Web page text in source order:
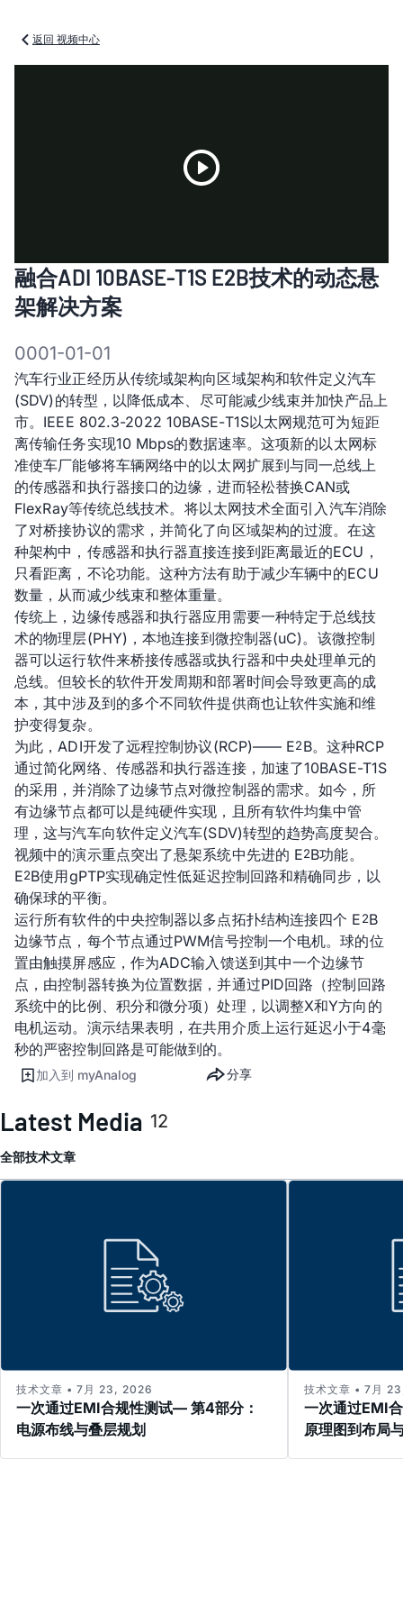
返回 视频中心
Video
融合ADI 10BASE-T1S E2B技术的动态悬
架解决方案
0001-01-01
汽车行业正经历从传统域架构向区域架构和软件定义汽车
(SDV)的转型，以降低成本、尽可能减少线束并加快产品上
市。IEEE 802.3-2022 10BASE-T1S以太网规范可为短距
离传输任务实现10 Mbps的数据速率。这项新的以太网标
准使车厂能够将车辆网络中的以太网扩展到与同一总线上
的传感器和执行器接口的边缘，进而轻松替换CAN或
FlexRay等传统总线技术。将以太网技术全面引入汽车消除
了对桥接协议的需求，并简化了向区域架构的过渡。在这
种架构中，传感器和执行器直接连接到距离最近的ECU，
只看距离，不论功能。这种方法有助于减少车辆中的ECU
数量，从而减少线束和整体重量。
传统上，边缘传感器和执行器应用需要一种特定于总线技
术的物理层(PHY)，本地连接到微控制器(uC)。该微控制
器可以运行软件来桥接传感器或执行器和中央处理单元的
总线。但较长的软件开发周期和部署时间会导致更高的成
本，其中涉及到的多个不同软件提供商也让软件实施和维
护变得复杂。
为此，ADI开发了远程控制协议(RCP)—— E2B。这种RCP
通过简化网络、传感器和执行器连接，加速了10BASE-T1S
的采用，并消除了边缘节点对微控制器的需求。如今，所
有边缘节点都可以是纯硬件实现，且所有软件均集中管
理，这与汽车向软件定义汽车(SDV)转型的趋势高度契合。
视频中的演示重点突出了悬架系统中先进的 E2B功能。
E2B使用gPTP实现确定性低延迟控制回路和精确同步，以
确保球的平衡。
运行所有软件的中央控制器以多点拓扑结构连接四个 E2B
边缘节点，每个节点通过PWM信号控制一个电机。球的位
置由触摸屏感应，作为ADC输入馈送到其中一个边缘节
点，由控制器转换为位置数据，并通过PID回路（控制回路
系统中的比例、积分和微分项）处理，以调整X和Y方向的
电机运动。演示结果表明，在共用介质上运行延迟小于4毫
秒的严密控制回路是可能做到的。
加入到 myAnalog 分享
Latest Media 12
全部技术文章
一次通过EMI合规性测试— 第4部分：
电源布线与叠层规划
技术文章 • 7月 23, 2026
一次通过EMI
原理图到布局
技术文章 • 7月